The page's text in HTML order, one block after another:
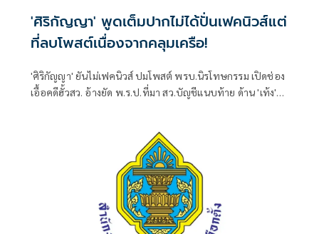
'ศิริกัญญา' พูดเต็มปากไม่ได้ปั่นเฟคนิวส์แต่
ที่ลบโพสต์เนื่องจากคลุมเครือ!
'ศิริกัญญา' ยันไม่เฟคนิวส์ ปมโพสต์ พรบ.นิรโทษกรรม เปิดช่อง
เอื้อคดีฮั้วสว. อ้างยัด พ.ร.ป.ที่มา สว.บัญชีแนบท้าย ด้าน 'เท้ง'